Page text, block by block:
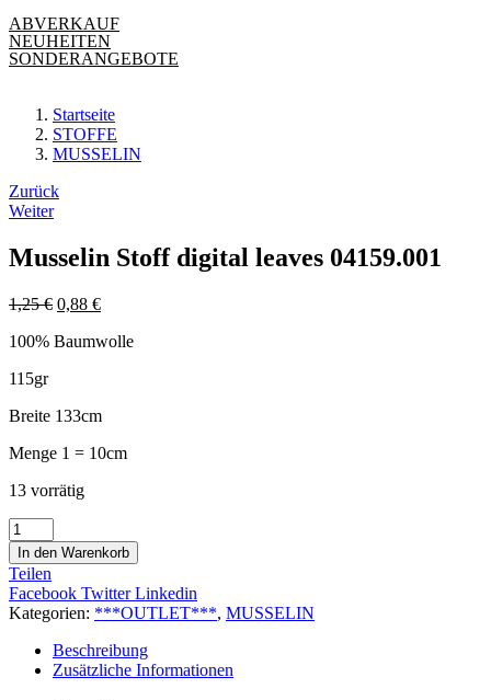
ABVERKAUF
NEUHEITEN
SONDERANGEBOTE
Startseite
STOFFE
MUSSELIN
Beitrags-
Navigation
Zurück
Weiter
Musselin Stoff digital leaves 04159.001
1,25€ 0,88 €
100% Baumwolle
115gr
Breite 133cm
Menge 1 = 10cm
13 vorrätig
Musselin
Stoff
digital
leaves
04159.001
Menge
In den Warenkorb
Teilen
Facebook TwitterLinkedin
Kategorien: ***OUTLET***, MUSSELIN
Beschreibung
Zusätzliche Informationen